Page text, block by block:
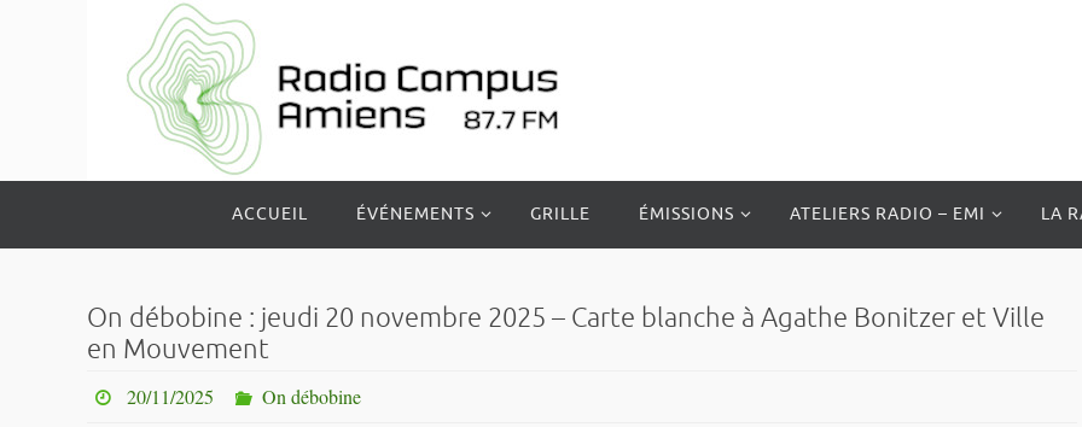
le
ACCUEIL ÉVÉNEMENTS GRILLE ÉMISSIONS ATELIERS RADIO – EMI LA
On débobine : jeudi 20 novembre 2025 – Carte blanche à Agathe Bonitzer et Ville
en Mouvement
20/11/2025 On débobine